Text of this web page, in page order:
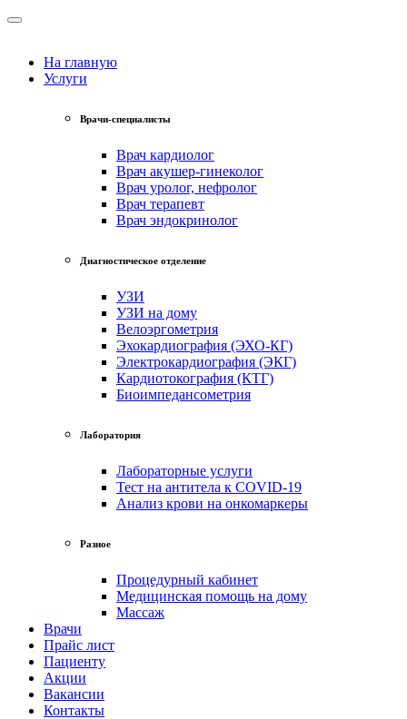
На главную
Услуги
Врачи-специалисты
Врач кардиолог
Врач акушер-гинеколог
Врач уролог, нефролог
Врач терапевт
Врач эндокринолог
Диагностическое отделение
УЗИ
УЗИ на дому
Велоэргометрия
Эхокардиография (ЭХО-КГ)
Электрокардиография (ЭКГ)
Кардиотокография (КТГ)
Биоимпедансометрия
Лаборатория
Лабораторные услуги
Тест на антитела к COVID-19
Анализ крови на онкомаркеры
Разное
Процедурный кабинет
Медицинская помощь на дому
Массаж
Врачи
Прайс лист
Пациенту
Акции
Вакансии
Контакты